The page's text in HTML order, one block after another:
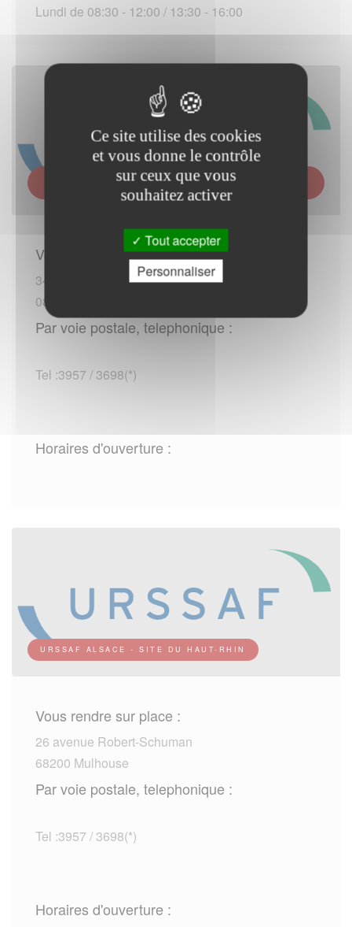
Lundi de 08:30 - 12:00 / 13:30 - 16:00
URSSAF CHAMPAGNE-ARDENNE - SITE DES
ARDENNES
Vous rendre sur place :
34 bis rue Ferroul
08000 Charleville-Mézières
Par voie postale, telephonique :
Tel :3957 / 3698(*)
Horaires d'ouverture :
URSSAF ALSACE - SITE DU HAUT-RHIN
Vous rendre sur place :
26 avenue Robert-Schuman
68200 Mulhouse
Par voie postale, telephonique :
Tel :3957 / 3698(*)
Horaires d'ouverture :
Ce site utilise des cookies
et vous donne le contrôle
sur ceux que vous
souhaitez activer
Tout accepter
Personnaliser